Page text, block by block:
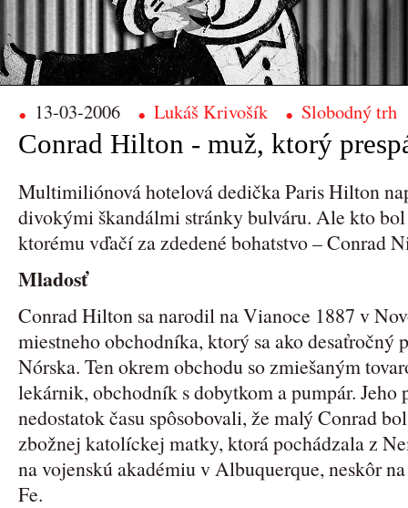
13-03-2006 Lukáš Krivošík Slobodný trh
Conrad Hilton - muž, ktorý
Multimiliónová hotelová dedička Paris Hilton
divokými škandálmi stránky bulváru. Ale kto
ktorému vďačí za zdedené bohatstvo – Conrad
Mladosť
Conrad Hilton sa narodil na Vianoce 1887 v
miestneho obchodníka, ktorý sa ako desaťročný
Nórska. Ten okrem obchodu so zmiešaným
lekárnik, obchodník s dobytkom a pumpár. Jeho
nedostatok času spôsobovali, že malý Conrad
zbožnej katolíckej matky, ktorá pochádzala z
na vojenskú akadémiu v Albuquerque, neskôr
Fe.